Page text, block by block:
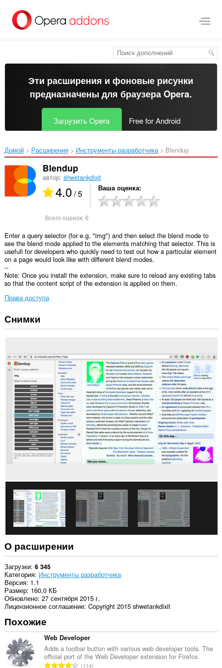
перейти
Эти расширения и фоновые рисунки
предназначены длябраузера Opera.
Загрузить Opera Free for Android
Домой Расширения Инструменты разработчика Blendup‎
Blendup
автор: shwetankdixit
4.0/ 5 Ваша оценка
Всего оценок:6
Enter a query selector (for e.g, "img") and then select the blend mode to
see the blend mode applied to the elements matching that selector. This is
usefull for developers who quickly need to test out how a particular element
on a page would look like with different blend modes.
--
Note: Once you install the extension, make sure to reload any existing tabs
so that the content script of the extension is applied on them.
Права доступа
Это
расширение
боковую
панель.
Снимки
О расширении
Загрузки 6 345
Категория Инструменты разработчика
Версия 1.1
Размер 160,0 КБ
Обновлено 27 сентября 2015 г.
Лицензионное соглашение Copyright 2015 shwetankdixit
Похожие
Web Developer
Adds a toolbar button with various web developer tools. The
official port of the Web Developer extension for Firefox.
В114